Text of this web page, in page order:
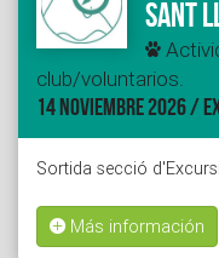
Sant
club/voluntarios.
14 NOVIEMBRE 2026 /
Sortida secció
Más información